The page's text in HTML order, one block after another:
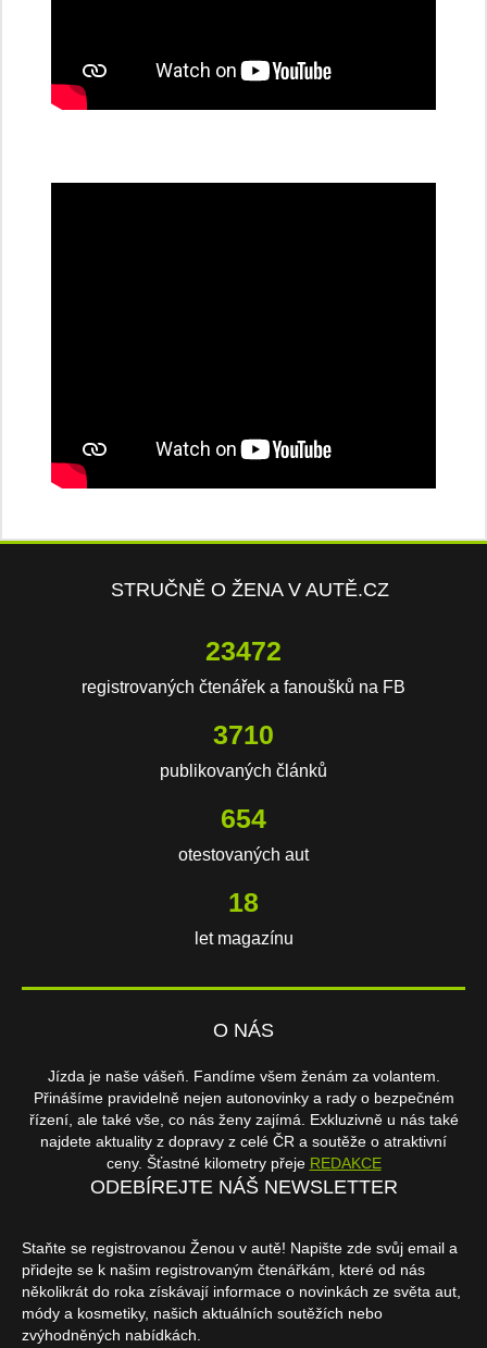
STRUČNĚ O ŽENA V AUTĚ.CZ
23472
registrovaných čtenářek a fanoušků na FB
3710
publikovaných článků
654
otestovaných aut
18
let magazínu
O NÁS
Jízda je naše vášeň. Fandíme všem ženám za volantem.
Přinášíme pravidelně nejen autonovinky a rady o bezpečném
řízení, ale také vše, co nás ženy zajímá. Exkluzivně u nás také
najdete aktuality z dopravy z celé ČR a soutěže o atraktivní
ceny. Šťastné kilometry přeje REDAKCE
ODEBÍREJTE NÁŠ NEWSLETTER
Staňte se registrovanou Ženou v autě! Napište zde svůj email a
přidejte se k našim registrovaným čtenářkám, které od nás
několikrát do roka získávají informace o novinkách ze světa aut,
módy a kosmetiky, našich aktuálních soutěžích nebo
zvýhodněných nabídkách.